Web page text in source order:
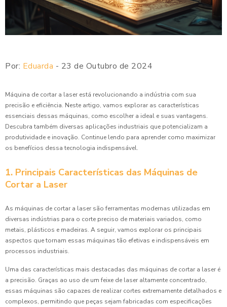
Por: Eduarda - 23 de Outubro de 2024
Máquina de cortar a laser está revolucionando a indústria com sua
precisão e eficiência. Neste artigo, vamos explorar as características
essenciais dessas máquinas, como escolher a ideal e suas vantagens.
Descubra também diversas aplicações industriais que potencializam a
produtividade e inovação. Continue lendo para aprender como maximizar
os benefícios dessa tecnologia indispensável.
1. Principais Características das Máquinas de
Cortar a Laser
As máquinas de cortar a laser são ferramentas modernas utilizadas em
diversas indústrias para o corte preciso de materiais variados, como
metais, plásticos e madeiras. A seguir, vamos explorar os principais
aspectos que tornam essas máquinas tão efetivas e indispensáveis em
processos industriais.
Uma das características mais destacadas das máquinas de cortar a laser é
a precisão. Graças ao uso de um feixe de laser altamente concentrado,
essas máquinas são capazes de realizar cortes extremamente detalhados e
complexos, permitindo que peças sejam fabricadas com especificações